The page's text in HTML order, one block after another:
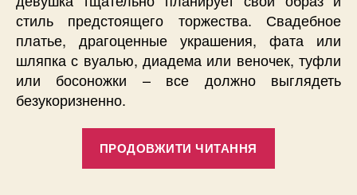
стиль предстоящего торжества. Свадебное
платье, драгоценные украшения, фата или
шляпка с вуалью, диадема или веночек, туфли
или босоножки – все должно выглядеть
безукоризненно.
ПРОДОВЖИТИ ЧИТАННЯ